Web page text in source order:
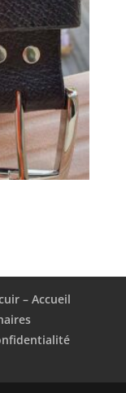
– Accueil